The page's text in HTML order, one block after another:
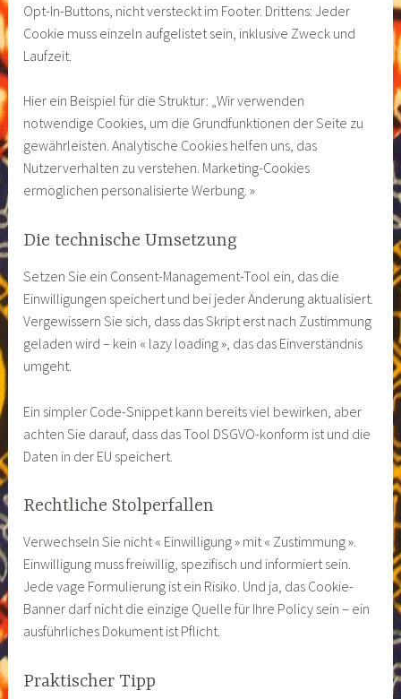
Opt-In-Buttons, nicht versteckt im Footer. Drittens: Jeder
Cookie muss einzeln aufgelistet sein, inklusive Zweck und
Laufzeit.
Hier ein Beispiel für die Struktur: „Wir verwenden
notwendige Cookies, um die Grundfunktionen der Seite zu
gewährleisten. Analytische Cookies helfen uns, das
Nutzerverhalten zu verstehen. Marketing-Cookies
ermöglichen personalisierte Werbung. »
Die technische Umsetzung
Setzen Sie ein Consent-Management-Tool ein, das die
Einwilligungen speichert und bei jeder Änderung aktualisiert.
Vergewissern Sie sich, dass das Skript erst nach Zustimmung
geladen wird – kein « lazy loading », das das Einverständnis
umgeht.
Ein simpler Code-Snippet kann bereits viel bewirken, aber
achten Sie darauf, dass das Tool DSGVO-konform ist und die
Daten in der EU speichert.
Rechtliche Stolperfallen
Verwechseln Sie nicht « Einwilligung » mit « Zustimmung ».
Einwilligung muss freiwillig, spezifisch und informiert sein.
Jede vage Formulierung ist ein Risiko. Und ja, das Cookie-
Banner darf nicht die einzige Quelle für Ihre Policy sein – ein
ausführliches Dokument ist Pflicht.
Praktischer Tipp